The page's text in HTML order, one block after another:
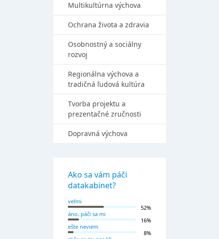
Multikultúrna výchova
Ochrana života a zdravia
Osobnostný a sociálny
rozvoj
Regionálna výchova a
tradičná ľudová kultúra
Tvorba projektu a
prezentačné zručnosti
Dopravná výchova
Ako sa vám páči
datakabinet?
veľmi
52%
áno, páči sa mi
16%
ešte neviem
8%